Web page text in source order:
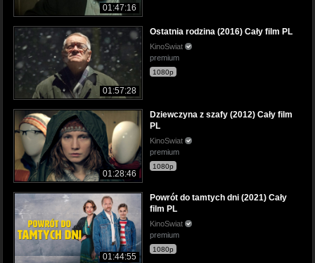
01:47:16
01:57:28
Ostatnia rodzina (2016) Cały film PL
KinoSwiat
premium
1080p
01:28:46
Dziewczyna z szafy (2012) Cały film
PL
KinoSwiat
premium
1080p
01:44:55
Powrót do tamtych dni (2021) Cały
film PL
KinoSwiat
premium
1080p